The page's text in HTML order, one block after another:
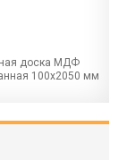
доска МДФ
100х2050 мм